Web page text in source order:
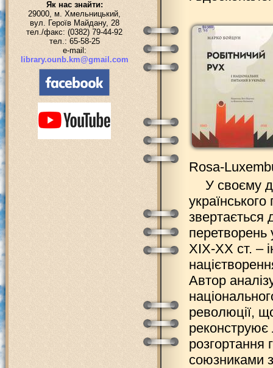
Як нас знайти:
29000, м. Хмельницький,
вул. Героїв Майдану, 28
тел./факс: (0382) 79-44-92
тел.: 65-58-25
e-mail:
library.ounb.km@gmail.com
Rosa-
У своєму
звертається
перетворень
XIX-ХХ ст. –
Автор
революції,
реконструює
розгортання
союзниками